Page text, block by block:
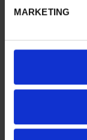
MARKETING
CIUDADES
73,00 €